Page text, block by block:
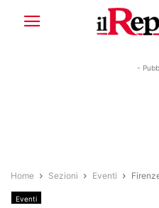
-
Home Sezioni Eventi
Eventi